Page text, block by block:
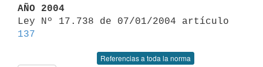
AÑO 2004
137
Referencias a toda la norma